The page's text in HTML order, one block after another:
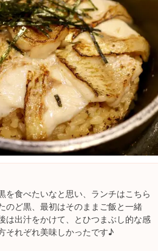
を食べたいなと思い、ランチはこちら
のど黒、最初はそのままご飯と一緒
は出汁をかけて、とひつまぶし的な感
それぞれ美味しかったです♪